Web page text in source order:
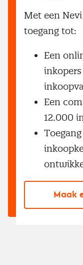
Met een
toegang tot:
Een
Een
12.000
Maak